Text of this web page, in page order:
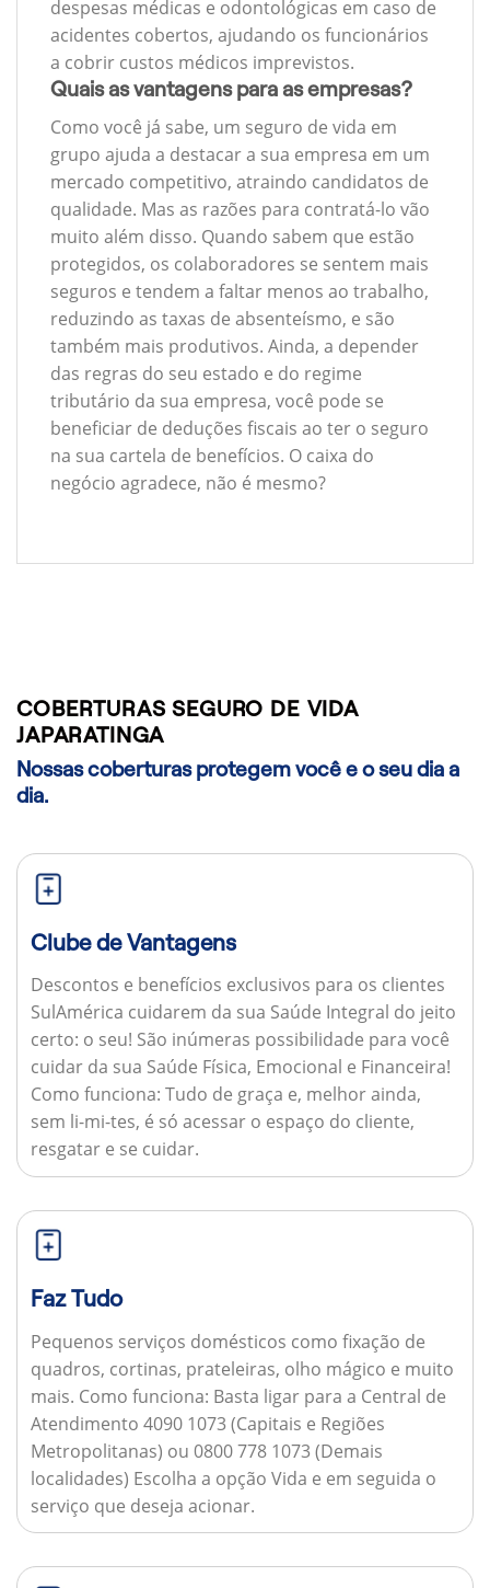
despesas médicas e odontológicas em caso de
acidentes cobertos, ajudando os funcionários
a cobrir custos médicos imprevistos.
Quais as vantagens para as empresas?
Como você já sabe, um seguro de vida em
grupo ajuda a destacar a sua empresa em um
mercado competitivo, atraindo candidatos de
qualidade. Mas as razões para contratá-lo vão
muito além disso. Quando sabem que estão
protegidos, os colaboradores se sentem mais
seguros e tendem a faltar menos ao trabalho,
reduzindo as taxas de absenteísmo, e são
também mais produtivos. Ainda, a depender
das regras do seu estado e do regime
tributário da sua empresa, você pode se
beneficiar de deduções fiscais ao ter o seguro
na sua cartela de benefícios. O caixa do
negócio agradece, não é mesmo?
COBERTURAS SEGURO DE VIDA
JAPARATINGA
Nossas coberturas protegem você e o seu dia a
dia.
Clube de Vantagens
Descontos e benefícios exclusivos para os clientes
SulAmérica cuidarem da sua Saúde Integral do jeito
certo: o seu! São inúmeras possibilidade para você
cuidar da sua Saúde Física, Emocional e Financeira!
Como funciona: Tudo de graça e, melhor ainda,
sem li-mi-tes, é só acessar o espaço do cliente,
resgatar e se cuidar.
Faz Tudo
Pequenos serviços domésticos como fixação de
quadros, cortinas, prateleiras, olho mágico e muito
mais. Como funciona: Basta ligar para a Central de
Atendimento 4090 1073 (Capitais e Regiões
Metropolitanas) ou 0800 778 1073 (Demais
localidades) Escolha a opção Vida e em seguida o
serviço que deseja acionar.